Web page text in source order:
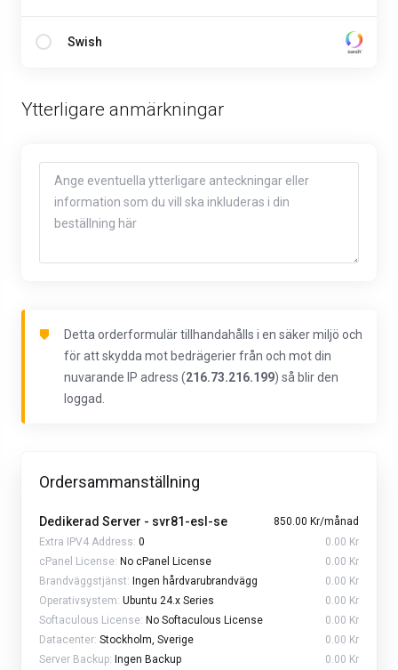
Swish
Ytterligare anmärkningar
Detta orderformulär tillhandahålls i en säker miljö och
för att skydda mot bedrägerier från och mot din
nuvarande IP adress (216.73.216.199) så blir den
loggad.
Ordersammanställning
Dedikerad Server - svr81-esl-se
850.00 Kr/månad
Extra IPV4 Address: 0
0.00 Kr
cPanel License: No cPanel License
0.00 Kr
Brandväggstjänst: Ingen hårdvarubrandvägg
0.00 Kr
Operativsystem: Ubuntu 24.x Series
0.00 Kr
Softaculous License: No Softaculous License
0.00 Kr
Datacenter: Stockholm, Sverige
0.00 Kr
Server Backup: Ingen Backup
0.00 Kr